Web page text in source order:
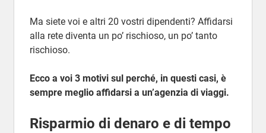
Ma siete voi e altri 20 vostri dipendenti? Affidarsi
alla rete diventa un po’ rischioso, un po’ tanto
rischioso.
Ecco a voi 3 motivi sul perché, in questi casi, è
sempre meglio affidarsi a un’agenzia di viaggi.
Risparmio di denaro e di tempo